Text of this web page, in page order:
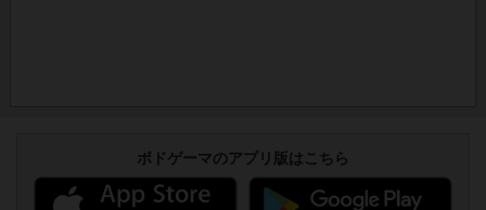
ボドゲーマのアプリ版はこちら